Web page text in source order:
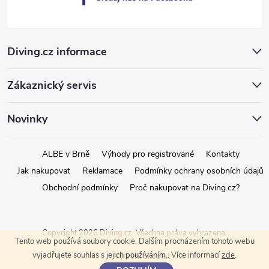
Tento web používá soubory cookie. Dalším procházením tohoto webu
vyjadřujete souhlas s jejich používáním.. Více informacízde.
Diving.cz informace
Zákaznický servis
Novinky
ALBE v Brně Výhody pro registrované
Kontakty
Jak nakupovat
Reklamace
Podmínky ochrany osobních údajů
Obchodní podmínky
Proč nakupovat na Diving.cz?
Vytvořil Shoptet
Copyright 2026 Diving.cz. Všechna práva vyhrazena.